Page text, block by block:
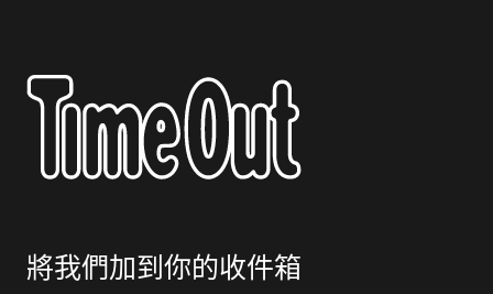
將我們加到你的收件箱